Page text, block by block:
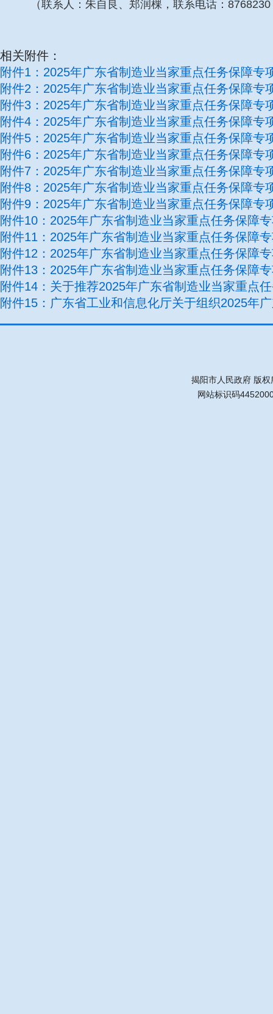
（联系人：朱自良、郑润棵，联系电话：
相关附件：
附件1：2025年广东省制造业当家重点任务保障
附件2：2025年广东省制造业当家重点任务保障
附件3：2025年广东省制造业当家重点任务保障
附件4：2025年广东省制造业当家重点任务保障
附件5：2025年广东省制造业当家重点任务保障专
附件6：2025年广东省制造业当家重点任务保障
附件7：2025年广东省制造业当家重点任务保障
附件8：2025年广东省制造业当家重点任务保障
附件9：2025年广东省制造业当家重点任务保障
附件10：2025年广东省制造业当家重点任务保障
附件11：2025年广东省制造业当家重点任务保障
附件12：2025年广东省制造业当家重点任务保障
附件13：2025年广东省制造业当家重点任务保障
附件14：关于推荐2025年广东省制造业当家重点
附件15：广东省工业和信息化厅关于组织2025年
揭阳市人民政府 版
网站标识码